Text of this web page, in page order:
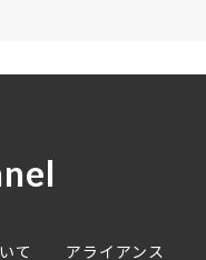
て アライアンス